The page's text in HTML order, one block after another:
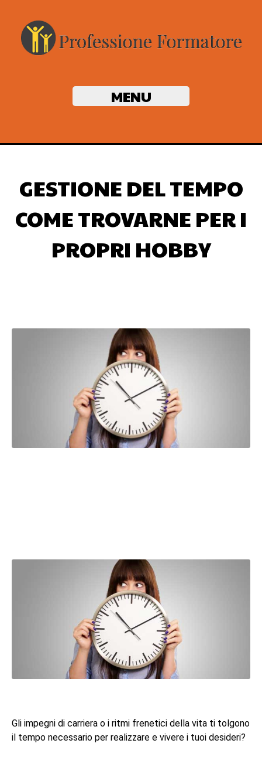
MENU
GESTIONE DEL TEMPO
COME TROVARNE PER I
PROPRI HOBBY
Gli impegni di carriera o i ritmi frenetici della vita ti tolgono
il tempo necessario per realizzare e vivere i tuoi desideri?